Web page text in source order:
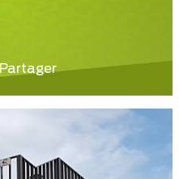
Partager